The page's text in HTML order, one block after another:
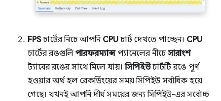
FPSচার্টের নিচে আপনি CPU চার্ট দেখতে পাচ্ছেন। CPU
চার্টের রঙগুলি পারফরম্যান্সপ্যানেলের নীচেসারাংশ
ট্যাবের রঙের সাথে মিলে যায়।সিপিইউচার্টটি রঙে পূর্ণ
হওয়ার অর্থ হল রেকর্ডিংয়ের সময় সিপিইউ সর্বাধিক হয়ে
গেছে। যখনই আপনি দীর্ঘ সময়ের জন্য সিপিইউ-এর সর্বোচ্চ